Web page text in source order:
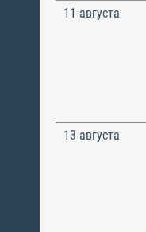
11 августа
13 августа